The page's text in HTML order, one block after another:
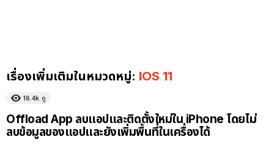
เรื่องเพิ่มเติมในหมวดหมู่: IOS 11
16.4k ดู
Offload App ลบแอปและติดตั้งใหม่ใน iPhone โดยไม่
ลบข้อมูลของแอปและยังเพิ่มพื้นที่ในเครื่องได้